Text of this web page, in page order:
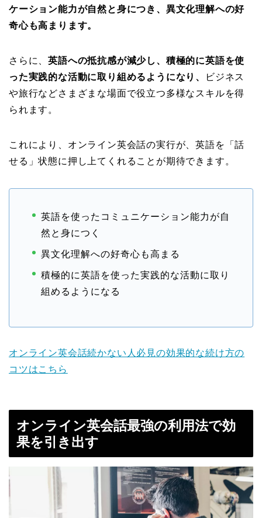
ケーション能力が自然と身につき、異文化理解への好
奇心も高まります。
さらに、英語への抵抗感が減少し、積極的に英語を使
った実践的な活動に取り組めるようになり、
ビジネス
や旅行などさまざまな場面で役立つ多様なスキルを得
られます。
これにより、オンライン英会話の実行が、英語を「話
せる」状態に押し上てくれることが期待できます。
英語を使ったコミュニケーション能力が自
然と身につく
異文化理解への好奇心も高まる
積極的に英語を使った実践的な活動に取り
組めるようになる
オンライン英会話続かない人必見の効果的な続け方の
コツはこちら
オンライン英会話最強の利用法で効
果を引き出す